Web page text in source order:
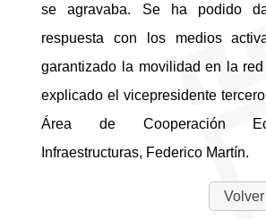
se agravaba. Se ha podido
respuesta con los medios
garantizado la movilidad en la red
explicado el vicepresidente
Área de Cooperación
Infraestructuras, Federico Martín.